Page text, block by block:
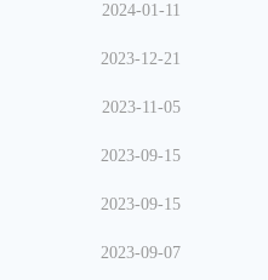
2024-01-11
2023-12-21
2023-11-05
2023-09-15
2023-09-15
2023-09-07